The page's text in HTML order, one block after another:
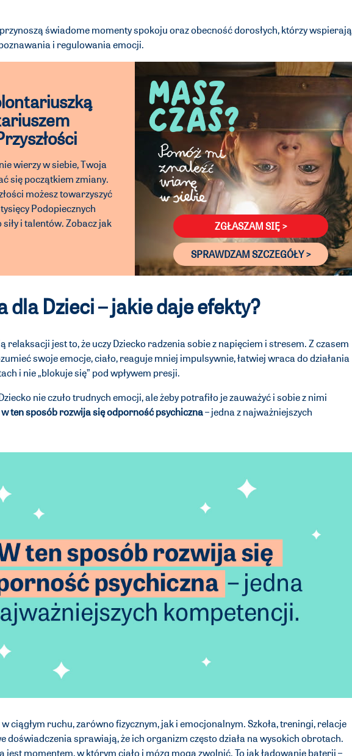
świadome momenty spokoju oraz obecność dorosłych, którzy wspierają
i regulowania emocji.
wierzy w siebie, Twoja
się początkiem zmiany.
możesz towarzyszyć
Podopiecznych
i talentów. Zobacz jak
ZGŁASZAM SIĘ >
SPRAWDZAM SZCZEGÓŁY >
dla Dzieci – jakie daje efekty?
relaksacji jest to, że uczy Dziecko radzenia sobie z napięciem i stresem. Z czasem
swoje emocje, ciało, reaguje mniej impulsywnie, łatwiej wraca do działania
i nie „blokuje się” pod wpływem presji.
nie czuło trudnych emocji, ale żeby potrafiło je zauważyć i sobie z nimi
w ten sposób rozwija się odporność psychiczna– jedna z najważniejszych
w ciągłym ruchu, zarówno fizycznym, jak i emocjonalnym. Szkoła, treningi, relacje
doświadczenia sprawiają, że ich organizm często działa na wysokich obrotach.
momentem, w którym ciało i mózg mogą zwolnić. To jak ładowanie baterii –